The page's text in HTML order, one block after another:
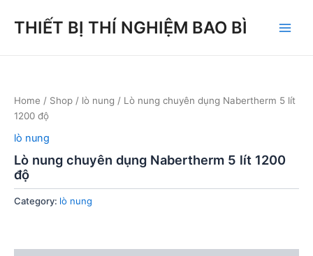
THIẾT BỊ THÍ NGHIỆM BAO BÌ
Home / Shop / lò nung / Lò nung chuyên dụng Nabertherm 5 lít
1200 độ
lò nung
Lò nung chuyên dụng Nabertherm 5 lít 1200
độ
Category: lò nung